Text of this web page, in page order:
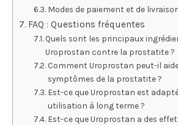
Modes de paiement et de
FAQ : Questions fréquentes
Quels sont les principaux
Uroprostan contre la prostatite ?
Comment Uroprostan peut-il
symptômes de la prostatite ?
Est-ce que Uroprostan est
utilisation à long terme ?
Est-ce que Uroprostan a des